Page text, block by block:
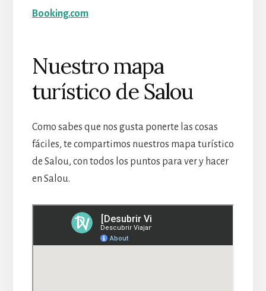
Booking.com
Nuestro mapa
turístico de Salou
Como sabes que nos gusta ponerte las cosas
fáciles, te compartimos nuestros mapa turístico
de Salou, con todos los puntos para ver y hacer
en Salou.